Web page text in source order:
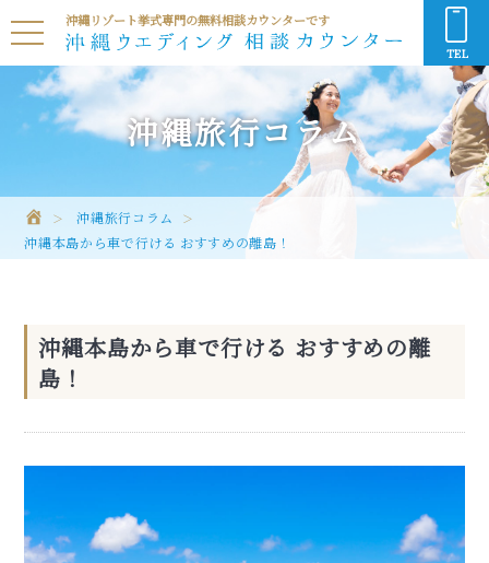
沖縄リゾート挙式専門の無料相談カウンターです
TEL
沖縄旅行コラム
沖縄旅行コラム
沖縄本島から車で行ける おすすめの離島！
沖縄本島から車で行ける おすすめの離
島！